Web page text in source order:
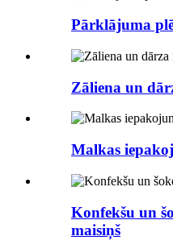
Pārklājuma
Zāliena un
Malkas
Konfekšu un
maisiņš